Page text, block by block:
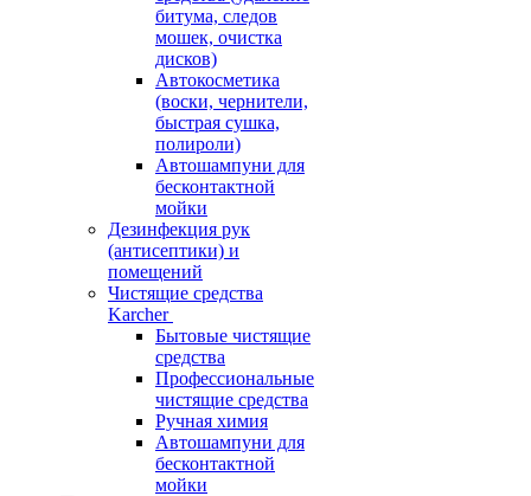
битума, следов
мошек, очистка
дисков)
Автокосметика
(воски, чернители,
быстрая сушка,
полироли)
Автошампуни для
бесконтактной
мойки
Дезинфекция рук
(антисептики) и
помещений
Чистящие средства
Karcher
Бытовые чистящие
средства
Профессиональные
чистящие средства
Ручная химия
Автошампуни для
бесконтактной
мойки